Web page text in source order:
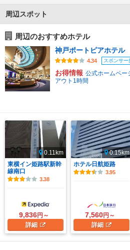
周辺スポット
周辺のおすすめホテル
神戸ポートピアホテル
4.34 スポンサー
お得情報 公式ホームペ
アウト1時間
0.11km
東横イン姫路駅新幹
線南口
3.38
9,836円～
詳細
0.15km
ホテル日航姫路
3.95
7,560円～
詳細